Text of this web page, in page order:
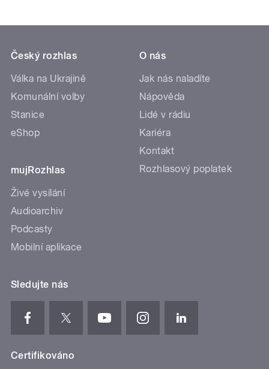
Český rozhlas
Válka na Ukrajině
Komunální volby
Stanice
eShop
mujRozhlas
Živé vysílání
Audioarchiv
Podcasty
Mobilní aplikace
O nás
Jak nás naladíte
Nápověda
Lidé v rádiu
Kariéra
Kontakt
Rozhlasový poplatek
Sledujte nás
Certifikováno